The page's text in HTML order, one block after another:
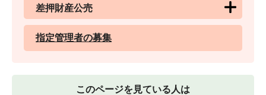
差押財産公売
指定管理者の募集
このページを見ている人は